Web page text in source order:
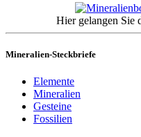
Hier gelangen Sie
Mineralien-Steckbriefe
Elemente
Mineralien
Gesteine
Fossilien